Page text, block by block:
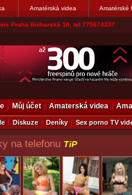
Amatérská videa Amatérské
Praha Bulharská 10, tel:775674237
Můj účet Amaterská videa
Diskuze Deníky Sex porno TV
na telefonu TiP